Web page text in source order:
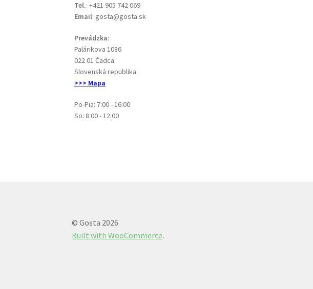
Tel.: +421 905 742 069
Email: gosta@gosta.sk
Prevádzka:
Palárikova 1086
022 01 Čadca
Slovenská republika
>>> Mapa
Po-Pia: 7:00 - 16:00
So: 8:00 - 12:00
© Gosta 2026
Built with WooCommerce.